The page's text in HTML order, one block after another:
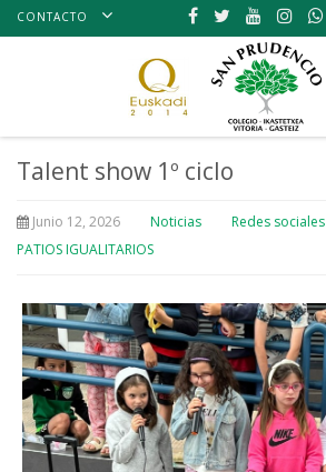
CONTACTO
Talent show 1º ciclo
Junio 12, 2026 Noticias Redes sociales
PATIOS IGUALITARIOS